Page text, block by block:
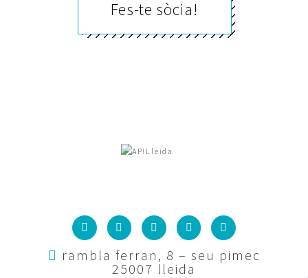
Fes-te sòcia!
rambla ferran, 8 – seu pimec
25007 lleida